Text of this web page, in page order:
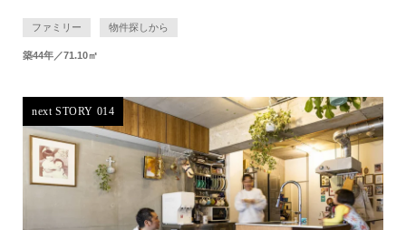
ファミリー 物件探しから
築44年／71.10㎡
next STORY 014